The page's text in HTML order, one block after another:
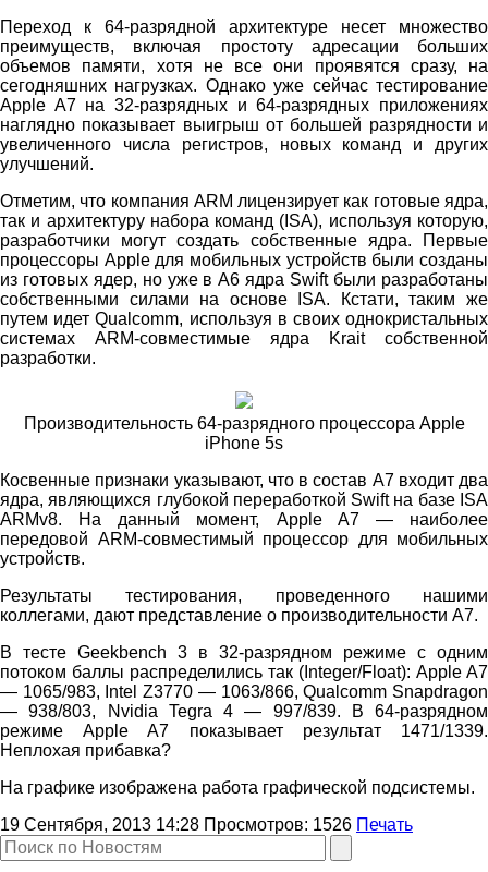
Переход к 64-разрядной архитектуре несет множество
преимуществ, включая простоту адресации больших
объемов памяти, хотя не все они проявятся сразу, на
сегодняшних нагрузках. Однако уже сейчас тестирование
Apple A7 на 32-разрядных и 64-разрядных приложениях
наглядно показывает выигрыш от большей разрядности и
увеличенного числа регистров, новых команд и других
улучшений.
Отметим, что компания ARM лицензирует как готовые ядра,
так и архитектуру набора команд (ISA), используя которую,
разработчики могут создать собственные ядра. Первые
процессоры Apple для мобильных устройств были созданы
из готовых ядер, но уже в A6 ядра Swift были разработаны
собственными силами на основе ISA. Кстати, таким же
путем идет Qualcomm, используя в своих однокристальных
системах ARM-совместимые ядра Krait собственной
разработки.
Производительность 64-разрядного процессора Apple
iPhone 5s
Косвенные признаки указывают, что в состав A7 входит два
ядра, являющихся глубокой переработкой Swift на базе ISA
ARMv8. На данный момент, Apple A7 — наиболее
передовой ARM-совместимый процессор для мобильных
устройств.
Результаты тестирования, проведенного нашими
коллегами, дают представление о производительности A7.
В тесте Geekbench 3 в 32-разрядном режиме с одним
потоком баллы распределились так (Integer/Float): Apple A7
— 1065/983, Intel Z3770 — 1063/866, Qualcomm Snapdragon
— 938/803, Nvidia Tegra 4 — 997/839. В 64-разрядном
режиме Apple A7 показывает результат 1471/1339.
Неплохая прибавка?
На графике изображена работа графической подсистемы.
19 Сентября, 2013 14:28 Просмотров: 1526 Печать